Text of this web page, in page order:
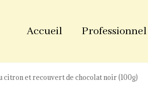
Accueil Professionnel
citron et recouvert de chocolat noir (100g)